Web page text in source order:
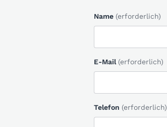
Name (erforderlich)
E-Mail (erforderlich)
Telefon (erforderlich)